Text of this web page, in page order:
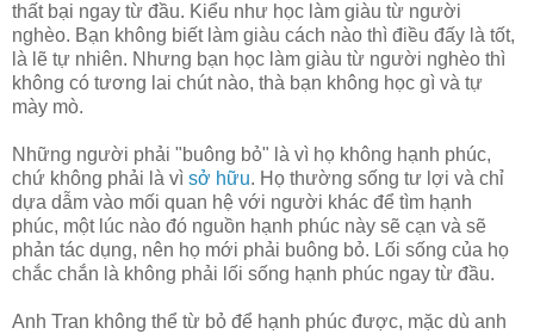
thất bại ngay từ đầu. Kiểu như học làm giàu từ người
nghèo. Bạn không biết làm giàu cách nào thì điều đấy là tốt,
là lẽ tự nhiên. Nhưng bạn học làm giàu từ người nghèo thì
không có tương lai chút nào, thà bạn không học gì và tự
mày mò.
Những người phải "buông bỏ" là vì họ không hạnh phúc,
chứ không phải là vì sở hữu. Họ thường sống tư lợi và chỉ
dựa dẫm vào mối quan hệ với người khác để tìm hạnh
phúc, một lúc nào đó nguồn hạnh phúc này sẽ cạn và sẽ
phản tác dụng, nên họ mới phải buông bỏ. Lối sống của họ
chắc chắn là không phải lối sống hạnh phúc ngay từ đầu.
Anh Tran không thể từ bỏ để hạnh phúc được, mặc dù anh